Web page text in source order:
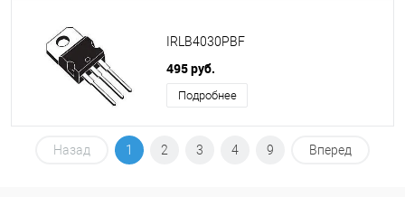
IRLB4030PBF
495 руб.
Подробнее
Назад 1 2 3 4 9 Вперед